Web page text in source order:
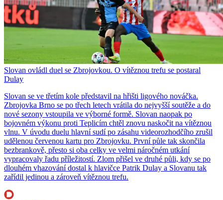
Slovan ovládl duel se Zbrojovkou. O vítěznou trefu se postaral
Dulay
Slovan se ve třetím kole představil na hřišti ligového nováčka.
Zbrojovka Brno se po třech letech vrátila do nejvyšší soutěže a do
nové sezony vstoupila ve výborné formě. Slovan naopak po
bojovném výkonu proti Teplicím chtěl znovu naskočit na vítěznou
vlnu. V úvodu duelu hlavní sudí po zásahu videorozhodčího zrušil
udělenou červenou kartu pro Zbrojovku. První půle tak skončila
bezbrankově, přesto si oba celky ve velmi náročném utkání
vypracovaly řadu příležitostí. Zlom přišel ve druhé půli, kdy se po
dlouhém vhazování dostal k hlavičce Patrik Dulay a Slovanu tak
zařídil jedinou a zároveň vítěznou trefu.